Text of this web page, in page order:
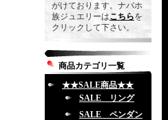
がけております。ナバホ
族ジュエリーはこちらを
クリックして下さい。
商品カテゴリ一覧
★★SALE商品★★
SALE リング
SALE ペンダン